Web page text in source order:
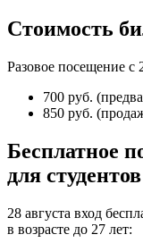
Стоимость
Разовое посещение с
700 руб.
850 руб.
Бесплатное
для студентов
28 августа вход
в возрасте до 27 лет: